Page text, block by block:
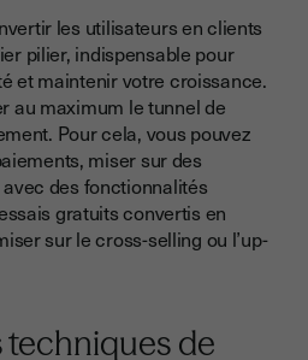
les utilisateurs en clients
pilier, indispensable pour
et maintenir votre croissance.
au maximum le tunnel de
Pour cela, vous pouvez
miser sur des
des fonctionnalités
gratuits convertis en
sur le cross-selling ou l’up-
techniques de